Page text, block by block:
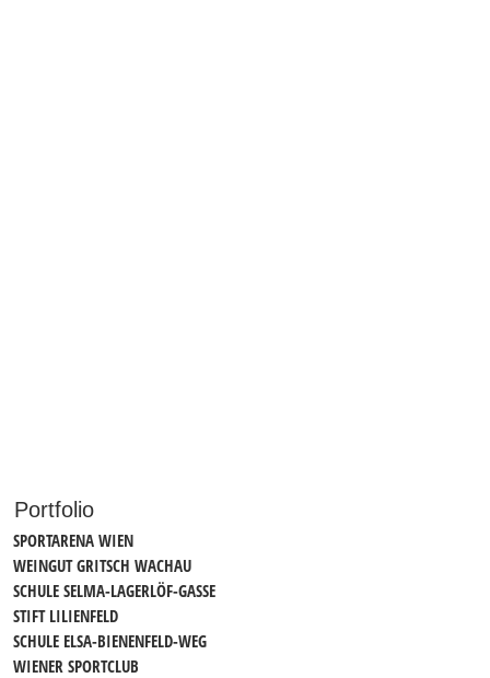
Portfolio
SPORTARENA WIEN
WEINGUT GRITSCH WACHAU
SCHULE SELMA-LAGERLÖF-GASSE
STIFT LILIENFELD
SCHULE ELSA-BIENENFELD-WEG
WIENER SPORTCLUB